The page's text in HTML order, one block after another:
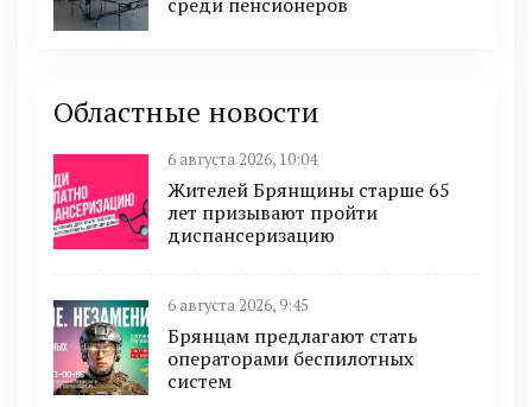
Областные новости
6 августа 2026, 10:04
Жителей Брянщины старше 65
лет призывают пройти
диспансеризацию
6 августа 2026, 9:45
Брянцам предлагают cтать
оперaтoрами бeспилотных
систeм